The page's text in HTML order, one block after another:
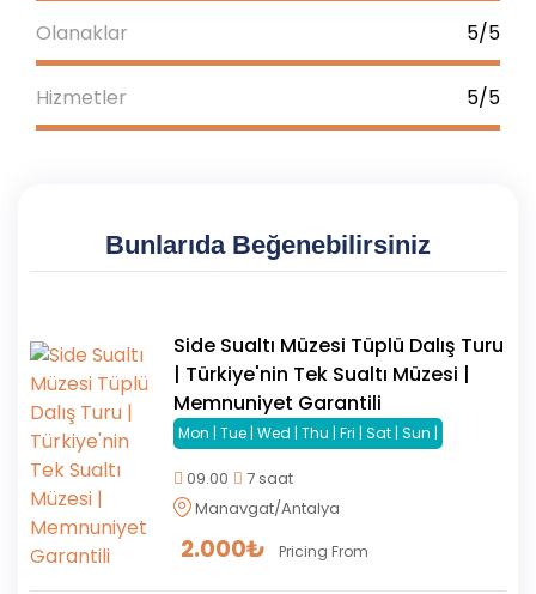
Olanaklar 5/5
Hizmetler 5/5
Bunlarıda Beğenebilirsiniz
Side Sualtı Müzesi Tüplü Dalış Turu
| Türkiye'nin Tek Sualtı Müzesi |
Memnuniyet Garantili
Mon | Tue | Wed | Thu | Fri | Sat | Sun |
09.00
7 saat
Manavgat/Antalya
2.000₺ Pricing From